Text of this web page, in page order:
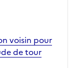
voisin pour
de tour